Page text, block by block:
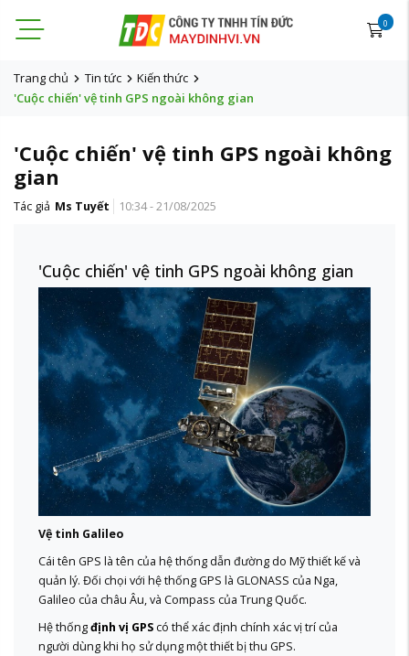
0
Trang chủ Tin tức
Kiến thức
'Cuộc chiến' vệ tinh GPS ngoài không gian
'Cuộc chiến' vệ tinh GPS ngoài không
gian
Tác giả Ms Tuyết 10:34 - 21/08/2025
'Cuộc chiến' vệ tinh GPS ngoài không gian
Vệ tinh Galileo
Cái tên GPS là tên của hệ thống dẫn đường do Mỹ thiết kế và
quản lý. Đối chọi với hệ thống GPS là GLONASS của Nga,
Galileo của châu Âu, và Compass của Trung Quốc.
Hệ thốngđịnh vị GPScó thể xác định chính xác vị trí của
người dùng khi họ sử dụng một thiết bị thu GPS.